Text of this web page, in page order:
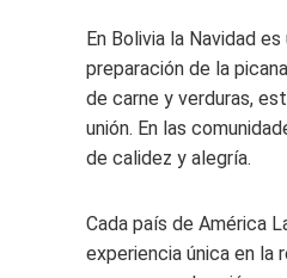
En Bolivia la Navidad
preparación de la
de carne y verduras,
unión. En las
de calidez y alegría.
Cada país de América
experiencia única en la